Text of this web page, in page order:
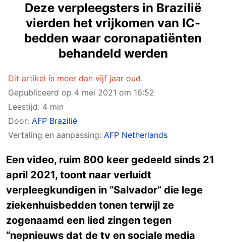
Deze verpleegsters in Brazilië
vierden het vrijkomen van IC-
bedden waar coronapatiënten
behandeld werden
Dit artikel is meer dan vijf jaar oud.
Gepubliceerd op 4 mei 2021 om 16:52
Leestijd: 4 min
Door: AFP Brazilië
Vertaling en aanpassing: AFP Netherlands
Een video, ruim 800 keer gedeeld sinds 21
april 2021, toont naar verluidt
verpleegkundigen in “Salvador” die lege
ziekenhuisbedden tonen terwijl ze
zogenaamd een lied zingen tegen
“nepnieuws dat de tv en sociale media